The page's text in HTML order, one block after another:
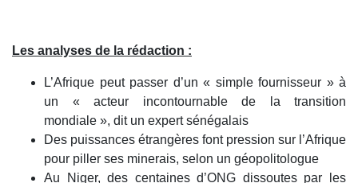
Les analyses de la rédaction :
L’Afrique peut passer d’un « simple fournisseur » à
un « acteur incontournable de la transition
mondiale », dit un expert sénégalais
Des puissances étrangères font pression sur l’Afrique
pour piller ses minerais, selon un géopolitologue
Au Niger, des centaines d’ONG dissoutes par les